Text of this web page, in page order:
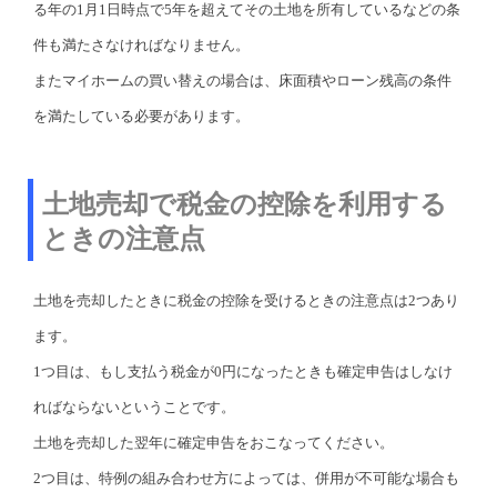
る年の1月1日時点で5年を超えてその土地を所有しているなどの条
件も満たさなければなりません。
またマイホームの買い替えの場合は、床面積やローン残高の条件
を満たしている必要があります。
土地売却で税金の控除を利用する
ときの注意点
土地を売却したときに税金の控除を受けるときの注意点は2つあり
ます。
1つ目は、もし支払う税金が0円になったときも確定申告はしなけ
ればならないということです。
土地を売却した翌年に確定申告をおこなってください。
2つ目は、特例の組み合わせ方によっては、併用が不可能な場合も